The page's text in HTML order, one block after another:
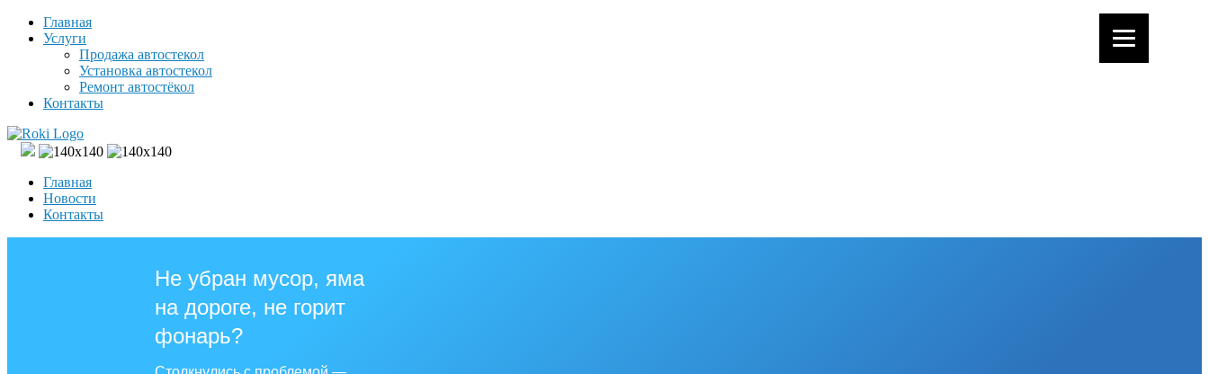
Главная
Услуги
Продажа автостекол
Установка автостекол
Ремонт автостёкол
Контакты
Главная
Новости
Контакты
Не убран мусор, яма
на дороге, не горит
фонарь?